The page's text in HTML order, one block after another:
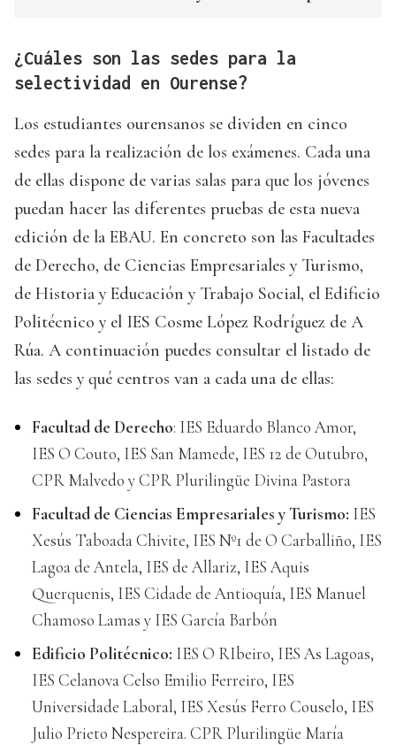
¿Cuáles son las sedes para la
selectividad en Ourense?
Los estudiantes ourensanos se dividen en cinco
sedes para la realización de los exámenes. Cada una
de ellas dispone de varias salas para que los jóvenes
puedan hacer las diferentes pruebas de esta nueva
edición de la EBAU. En concreto son las Facultades
de Derecho, de Ciencias Empresariales y Turismo,
de Historia y Educación y Trabajo Social, el Edificio
Politécnico y el IES Cosme López Rodríguez de A
Rúa. A continuación puedes consultar el listado de
las sedes y qué centros van a cada una de ellas:
Facultad de Derecho: IES Eduardo Blanco Amor,
IES O Couto, IES San Mamede, IES 12 de Outubro,
CPR Malvedo y CPR Plurilingüe Divina Pastora
Facultad de Ciencias Empresariales y Turismo: IES
Xesús Taboada Chivite, IES Nº1 de O Carballiño, IES
Lagoa de Antela, IES de Allariz, IES Aquis
Querquenis, IES Cidade de Antioquía, IES Manuel
Chamoso Lamas y IES García Barbón
Edificio Politécnico: IES O RIbeiro, IES As Lagoas,
IES Celanova Celso Emilio Ferreiro, IES
Universidade Laboral, IES Xesús Ferro Couselo, IES
Julio Prieto Nespereira. CPR Plurilingüe María